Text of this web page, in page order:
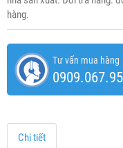
hàng.
Tư vấn mua hàng
Chi tiết